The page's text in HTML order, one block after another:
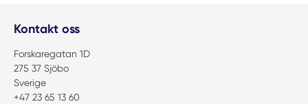
Kontakt oss
Forskaregatan 1D
275 37 Sjöbo
Sverige
+47 23 65 13 60